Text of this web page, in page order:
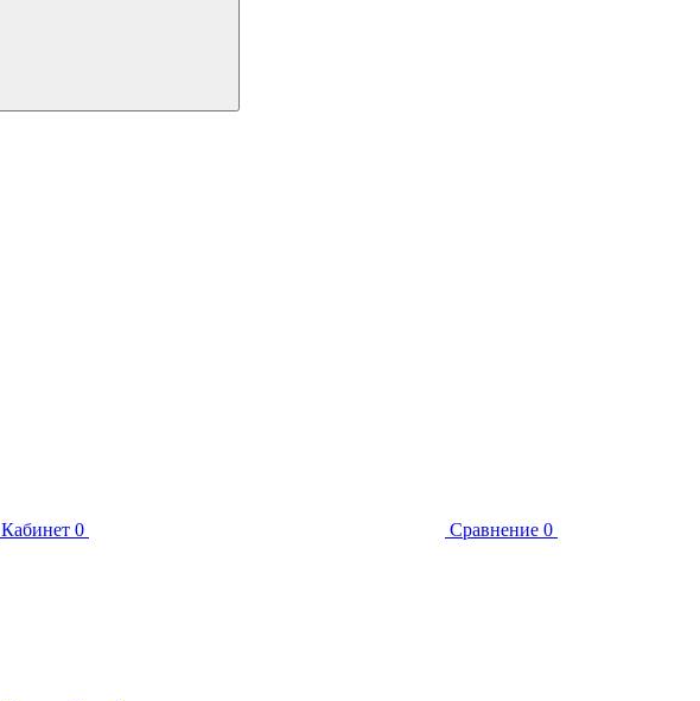
Кабинет 0 Сравнение 0